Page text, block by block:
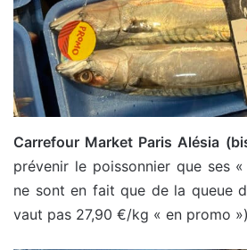
Carrefour Market Paris Alésia
prévenir le poissonnier que ses
ne sont en fait que de la queue
vaut pas 27,90 €/kg « en promo